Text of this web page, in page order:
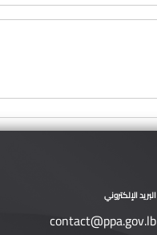
البريد الإلكتروني
contact@ppa.gov.lb